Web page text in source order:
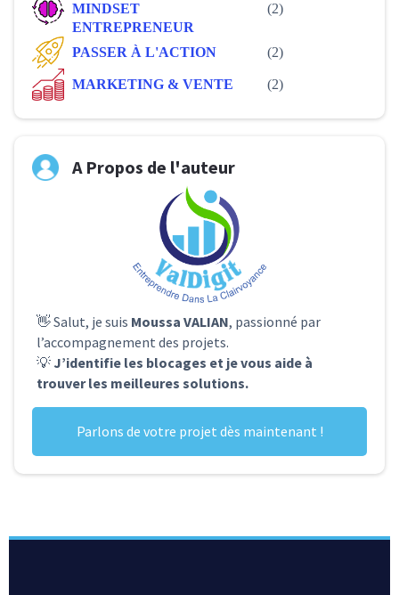
MINDSET
ENTREPRENEUR
(2)
PASSER À L'ACTION (2)
MARKETING & VENTE (2)
A Propos de l'auteur
👋 Salut, je suis Moussa VALIAN, passionné par
l’accompagnement des projets.
💡 J’identifie les blocages et je vous aide à
trouver les meilleures solutions.
Parlons de votre projet dès maintenant !